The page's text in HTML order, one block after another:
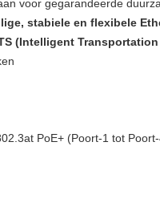
voor gegarandeerde
stabiele en flexibele
(Intelligent Transportation
PoE+ (Poort-1 tot